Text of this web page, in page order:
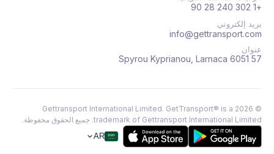
+1 302 240 28 90
بريد إلكتروني
info@gettransport.com
عنوان
57 Spyrou Kyprianou, Larnaca 6051
©
2026
Gettransport International Limited. GetTransport® is a
trademark of Gettransport International Limited. جميع الحقوق محفوظة.
AR